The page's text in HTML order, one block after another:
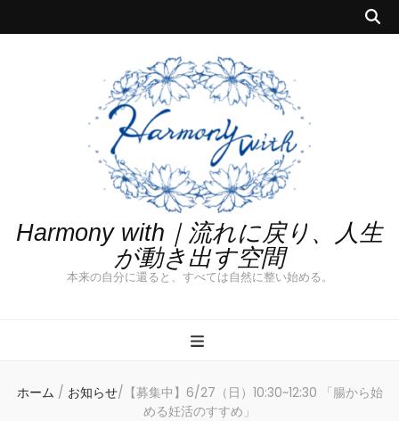
Harmony with｜流れに戻り、人生
が動き出す空間
本来の自分に還ると、すべては自然に整い始める。
ホーム / お知らせ/ 【募集中】6/27（日）10:30~12:30 「腸から始
める妊活のすすめ」